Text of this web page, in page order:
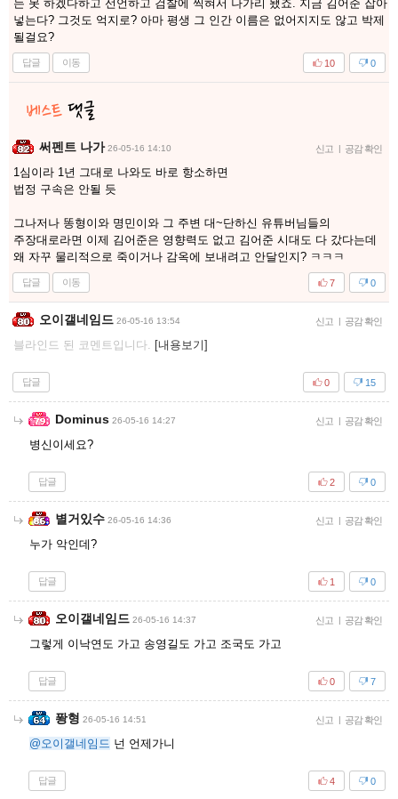
는 못 하겠다하고 선언하고 검찰에 찍혀서 나가리 됐죠. 지금 김어준 잡아
넣는다? 그것도 억지로? 아마 평생 그 인간 이름은 없어지지도 않고 박제
될걸요?
답글 이동 0
10
써펜트 나가 26-05-16 14:10 신고 공감 확인
1심이라 1년 그대로 나와도 바로 항소하면
법정 구속은 안될 듯
그나저나 똥형이와 명민이와 그 주변 대~단하신 유튜버님들의
주장대로라면 이제 김어준은 영향력도 없고 김어준 시대도 다 갔다는데
왜 자꾸 물리적으로 죽이거나 감옥에 보내려고 안달인지? ㅋㅋㅋ
답글 이동 0
7
오이갤네임드 26-05-16 13:54 신고 공감 확인
블라인드 된 코멘트입니다. [내용보기]
답글 15
0
Dominus 26-05-16 14:27 신고 공감 확인
병신이세요?
답글 0
2
별거있수 26-05-16 14:36 신고 공감 확인
누가 악인데?
답글 0
1
오이갤네임드 26-05-16 14:37 신고 공감 확인
그렇게 이낙연도 가고 송영길도 가고 조국도 가고
답글 7
0
퐝형 26-05-16 14:51 신고 공감 확인
@오이갤네임드 넌 언제가니
답글 0
4